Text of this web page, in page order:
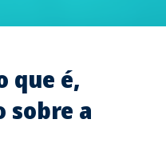
que é,
sobre a